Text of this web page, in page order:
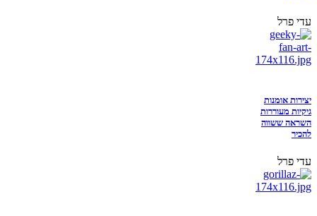
עדי פרל
יצירות אומנות
גיקיות מעוררות
השראה ששווה
להכיר
עדי פרל